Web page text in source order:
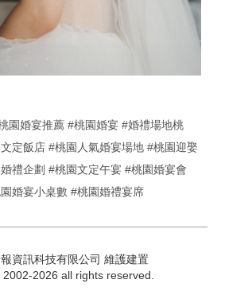
園婚宴推薦 #桃園婚宴 #婚禮場地桃
定飯店 #桃園人氣婚宴場地 #桃園迎娶
禮企劃 #桃園文定午宴 #桃園婚宴會
婚宴小桌數 #桃園婚禮宴席
資訊科技有限公司 維護建置
2026 all rights reserved.